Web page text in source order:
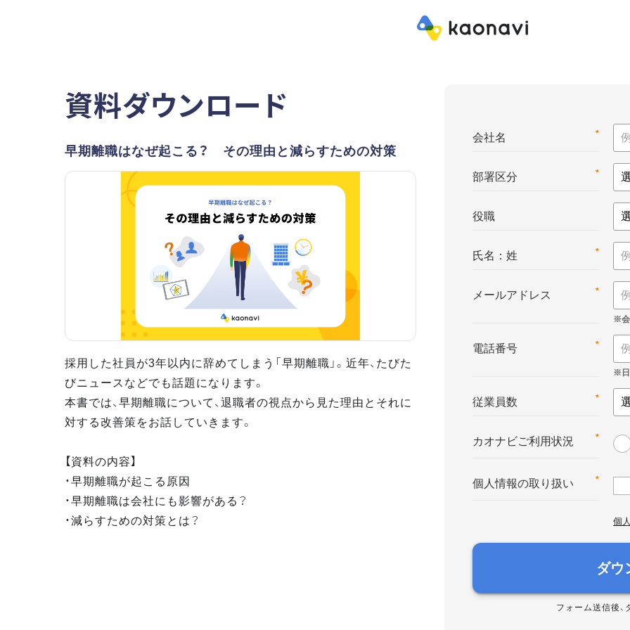
資料ダウンロード
早期離職はなぜ起こる？ その理由と減らすための対策
採用した社員が3年以内に辞めてしまう「早期離職」。近年、たびた
びニュースなどでも話題になります。
本書では、早期離職について、退職者の視点から見た理由とそれに
対する改善策をお話していきます。
【資料の内容】
・早期離職が起こる原因
・早期離職は会社にも影響がある？
・減らすための対策とは？
*
会社名
*
部署区分
役職
*
氏名：姓
*
メールアドレス
*
電話番号
*
従業員数
*
カオナビご利用状況
*
個人情報の取り扱い
個
ダウ
フォーム送信後